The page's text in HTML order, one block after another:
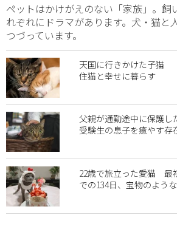
ペットはかけがえのない「家族」。飼
れぞれにドラマがあります。犬・猫と
つづっています。
天国に行きかけた子猫
住猫と幸せに暮らす
父親が通勤途中に保護
受験生の息子を癒やす存
22歳で旅立った愛猫 最
での134日、宝物のよう